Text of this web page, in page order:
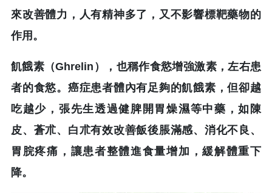
來改善體力，人有精神多了，又不影響標靶藥物的
作用。
飢餓素（Ghrelin），也稱作食慾增強激素，左右患
者的食慾。癌症患者體內有足夠的飢餓素，但卻越
吃越少，張先生透過健脾開胃燥濕等中藥，如陳
皮、蒼朮、白朮有效改善飯後脹滿感、消化不良、
胃脘疼痛，讓患者整體進食量增加，緩解體重下
降。